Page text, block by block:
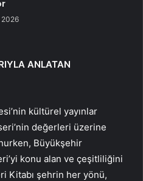
2026
ANLATAN
kültürel yayınlar
değerleri üzerine
Büyükşehir
konu alan ve çeşitliliğini
Kitabı şehrin her yönü,